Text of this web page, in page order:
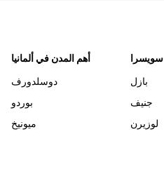
أهم المدن في ألمانيا
دوسلدورف
بوردو
ميونيخ
سويسرا
بازل
جنيف
لوزيرن